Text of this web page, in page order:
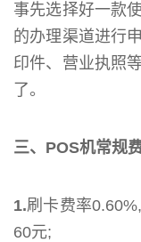
事先选择好一款
的办理渠道进行
印件、营业执照
了。
三、POS机常规
1.刷卡费率
60元;